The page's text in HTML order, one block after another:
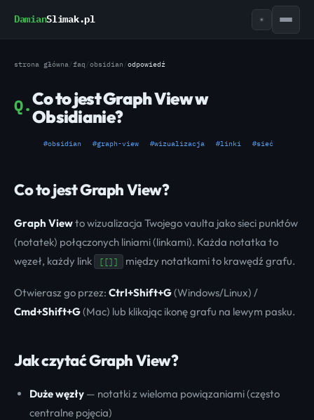
DamianSlimak.pl ☀
strona główna/faq /obsidian /odpowiedź
Q.Co to jest Graph View w
Obsidianie?
#obsidian #graph-view #wizualizacja #linki #sieć
Co to jest Graph View?
Graph Viewto wizualizacja Twojego vaulta jako sieci punktów
(notatek) połączonych liniami (linkami). Każda notatka to
węzeł, każdy link
[[]] między notatkami to krawędź grafu.
Otwierasz go przez: Ctrl+Shift+G(Windows/Linux) /
Cmd+Shift+G(Mac) lub klikając ikonę grafu na lewym pasku.
Jak czytać Graph View?
Duże węzły — notatki z wieloma powiązaniami (często
centralne pojęcia)